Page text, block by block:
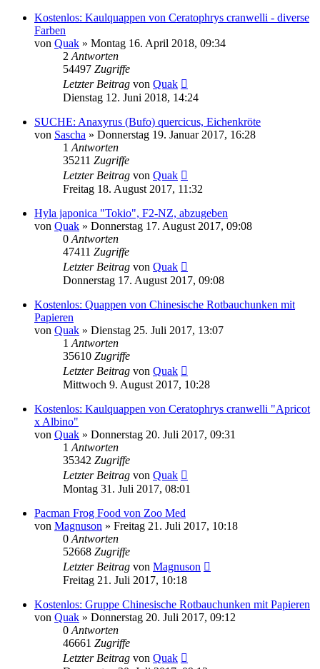
Kostenlos: Kaulquappen von Ceratophrys cranwelli - diverse
Farben
von Quak » Montag 16. April 2018, 09:34
2 Antworten
54497 Zugriffe
Letzter Beitrag von Quak
Dienstag 12. Juni 2018, 14:24
SUCHE: Anaxyrus (Bufo) quercicus, Eichenkröte
von Sascha » Donnerstag 19. Januar 2017, 16:28
1 Antworten
35211 Zugriffe
Letzter Beitrag von Quak
Freitag 18. August 2017, 11:32
Hyla japonica "Tokio", F2-NZ, abzugeben
von Quak » Donnerstag 17. August 2017, 09:08
0 Antworten
47411 Zugriffe
Letzter Beitrag von Quak
Donnerstag 17. August 2017, 09:08
Kostenlos: Quappen von Chinesische Rotbauchunken mit
Papieren
von Quak » Dienstag 25. Juli 2017, 13:07
1 Antworten
35610 Zugriffe
Letzter Beitrag von Quak
Mittwoch 9. August 2017, 10:28
Kostenlos: Kaulquappen von Ceratophrys cranwelli "Apricot
x Albino"
von Quak » Donnerstag 20. Juli 2017, 09:31
1 Antworten
35342 Zugriffe
Letzter Beitrag von Quak
Montag 31. Juli 2017, 08:01
Pacman Frog Food von Zoo Med
von Magnuson » Freitag 21. Juli 2017, 10:18
0 Antworten
52668 Zugriffe
Letzter Beitrag von Magnuson
Freitag 21. Juli 2017, 10:18
Kostenlos: Gruppe Chinesische Rotbauchunken mit Papieren
von Quak » Donnerstag 20. Juli 2017, 09:12
0 Antworten
46661 Zugriffe
Letzter Beitrag von Quak